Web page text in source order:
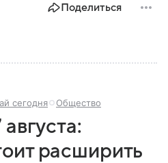
Поделиться
сегодня Общество
расширить